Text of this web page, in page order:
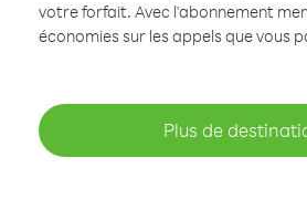
votre forfait. Avec l'abonnement
économies sur les appels que vous
Plus de